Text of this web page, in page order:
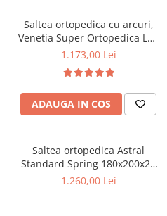
Saltea ortopedica cu arcuri,
Venetia Super Ortopedica Lux
Flexa 160x200x30cm,
Bonell, reversibila, sistem
aerisire perimetral, Saltex
1.173,00 Lei
ADAUGA IN COS
Saltea ortopedica Astral
Standard Spring 180x200x25
cm, arcuri Bonell, husa
1.260,00 Lei